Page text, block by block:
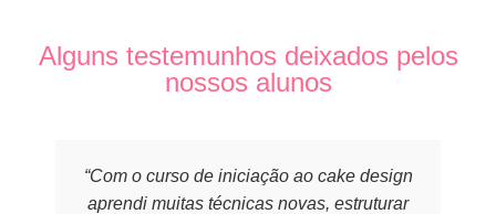
Alguns testemunhos deixados pelos
nossos alunos
“Com o curso de iniciação ao cake design
aprendi muitas técnicas novas, estruturar